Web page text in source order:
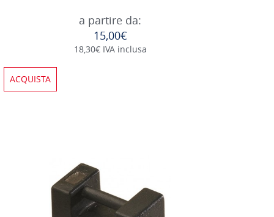
a partire da:
15,00€
18,30€ IVA inclusa
ACQUISTA